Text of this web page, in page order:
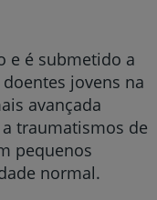
e é submetido a
jovens na
avançada
traumatismos de
pequenos
normal.